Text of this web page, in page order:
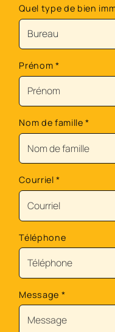
Quel type de bien
Prénom *
Nom de famille*
Courriel*
Téléphone
Message *